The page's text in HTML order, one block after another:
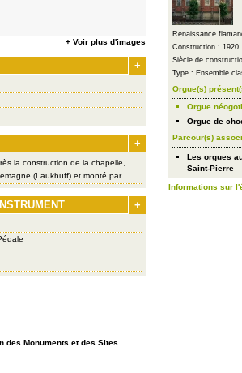
+ Voir plus d'images
+
+
la construction de la chapelle,
(Laukhuff) et monté par...
+
Renaissance
Construction : 1920
Siècle de
Type : Ensemble
Orgue(s)
Orgue
Orgue de
Parcour(s)
Les orgues
Saint-Pierre
Informations sur
des Monuments et des Sites